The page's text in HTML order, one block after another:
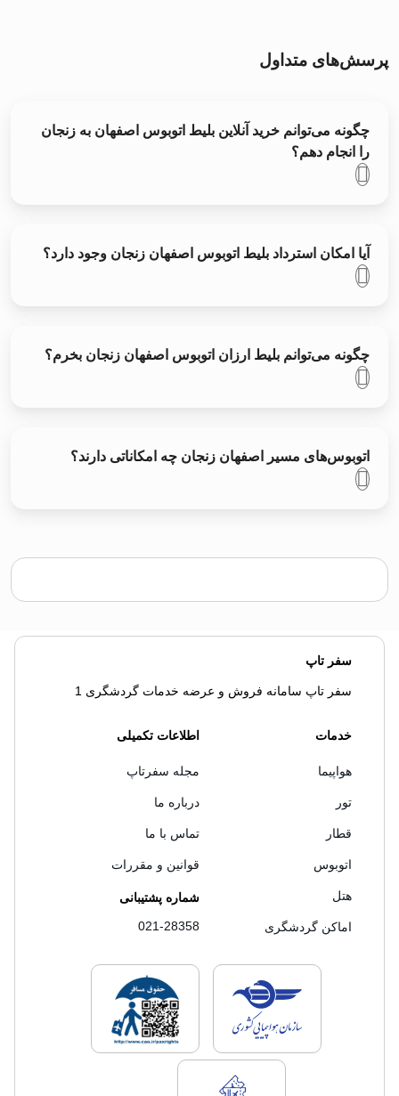
پرسش‌های متداول
چگونه می‌توانم خرید آنلاین بلیط اتوبوس اصفهان به زنجان
را انجام دهم؟
آیا امکان استرداد بلیط اتوبوس اصفهان زنجان وجود دارد؟
چگونه می‌توانم بلیط ارزان اتوبوس اصفهان زنجان بخرم؟
اتوبوس‌های مسیر اصفهان زنجان چه امکاناتی دارند؟
سفر تاپ
سفر تاپ سامانه فروش و عرضه خدمات گردشگری 1
خدمات
هواپیما
تور
قطار
اتوبوس
هتل
اماکن گردشگری
اطلاعات تکمیلی
مجله سفرتاپ
درباره ما
تماس با ما
قوانین و مقررات
شماره پشتیبانی
021-28358
لایسنس های فروش سفرتاپلایسنس های
لایسنس های فروش سفرتاپ